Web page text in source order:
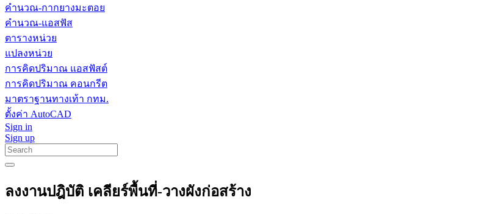
คำนวณ-กากยางมะตอย
คำนวณ-แอสฟัส
ตารางหน่วย
แปลงหน่วย
การคิดปริมาณ แอสฟัสต์
การคิดปริมาณ คอนกรีต
มาตราฐานทางเท้า กทม.
ตั้งค่า AutoCAD
Sign in
Sign up
ลงงานปฎิบัติ เคลียร์พื้นที่-วางผังก่อสร้าง